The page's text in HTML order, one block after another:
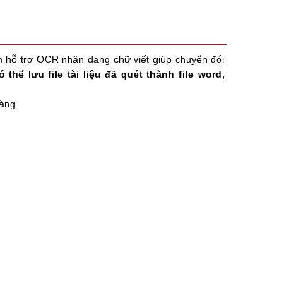
trợ OCR nhân dạng chữ viết giúp chuyển đổi
thể lưu file tài liệu đã quét thành file word,